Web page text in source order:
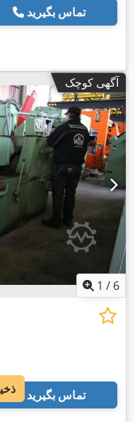
تماس بگیرید
آگهی کوچک
1 / 6
تماس بگیرید